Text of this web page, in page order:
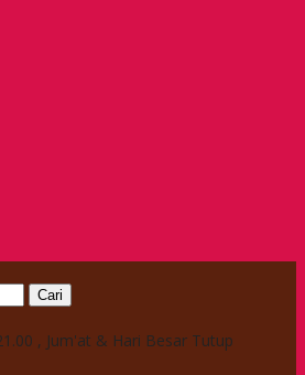
Cari
, Jum'at & Hari Besar Tutup